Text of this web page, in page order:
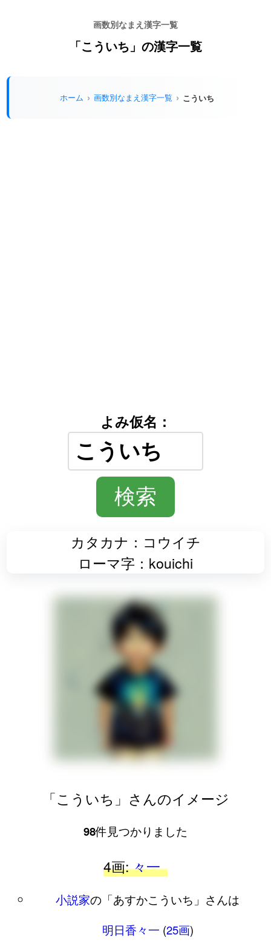
画数別なまえ漢字一覧
「こういち」の漢字一覧
ホーム 画数別なまえ漢字一覧 こういち
よみ仮名：
カタカナ：コウイチ
ローマ字：kouichi
「こういち」さんのイメージ
98件見つかりました
4画:々一
小説家の「あすかこういち」さんは
明日香々一 (25画)